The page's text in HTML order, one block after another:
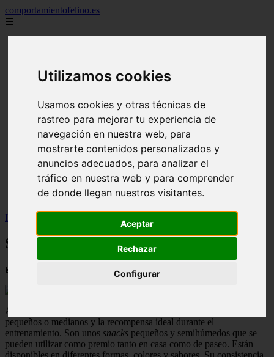
Utilizamos cookies
Usamos cookies y otras técnicas de
rastreo para mejorar tu experiencia de
navegación en nuestra web, para
mostrarte contenidos personalizados y
anuncios adecuados, para analizar el
tráfico en nuestra web y para comprender
de donde llegan nuestros visitantes.
Aceptar
Rechazar
Configurar
comportamientofelino.es
☰
aves
acuariofilia 2
acuariofilia
articulos
canal tv
nombres para gatos
novedades
tablon de anuncios
uncategorized
zona pro
Inicio
Soft Snacks de Arquivet
📅 05/06/2025
Arquivet presenta Soft Snacks, un alimento
pequeños o medianos y la recompensa ideal durante el
entrenamiento. Son unos snacks pequeños y semihúmedos que se
pueden utilizar como premio tanto en casa como de paseo. Están
disponibles en diferentes formas, colores y sabores. Su consistencia